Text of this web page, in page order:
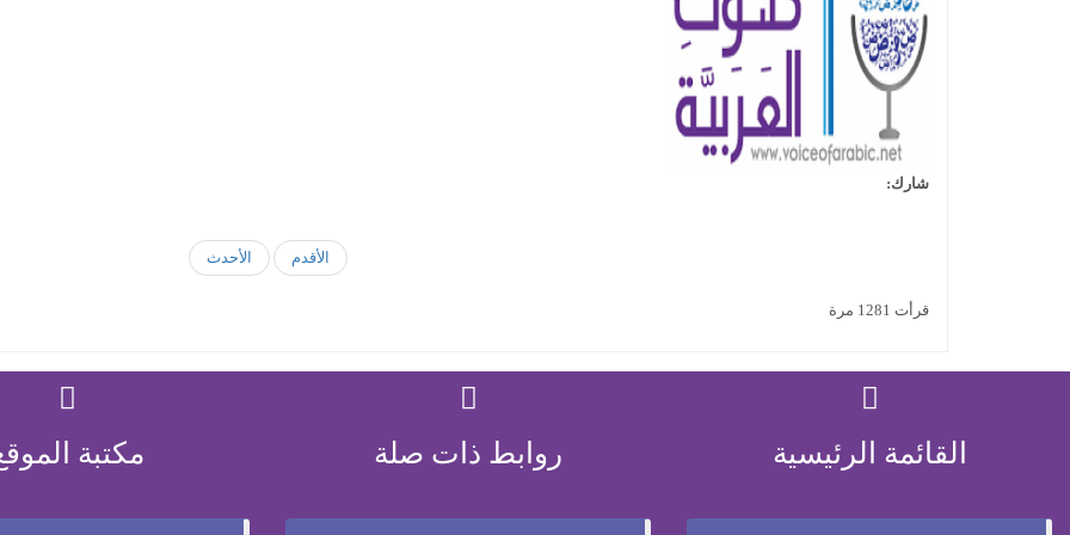
شارك:
الأقدم الأحدث
قرأت 1281 مرة
القائمة الرئيسية روابط ذات صلة مكتبة